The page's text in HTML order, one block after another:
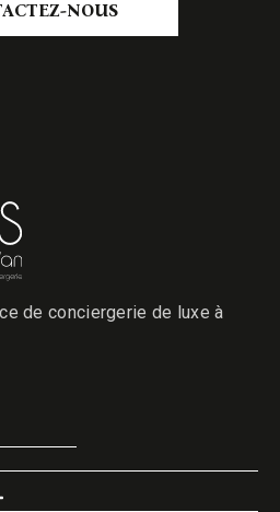
NOUS
de conciergerie de luxe à